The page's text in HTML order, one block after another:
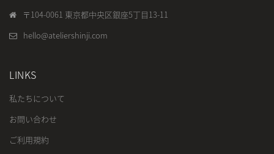
〒104-0061 東京都中央区銀座5丁目13-11
hello@ateliershinji.com
LINKS
私たちについて
お問い合わせ
ご利用規約